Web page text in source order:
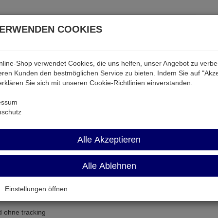
& Akkus Audio & Video Strom Tab &
ohne tracking
COOKIES
Shop verwendet Cookies, die uns helfen, unser Angebot zu
Kunden den bestmöglichen Service zu bieten. Indem Sie auf
Sie sich mit unseren Cookie-Richtlinien einverstanden.
Alle Akzeptieren
Alle Ablehnen
Einstellungen öffnen